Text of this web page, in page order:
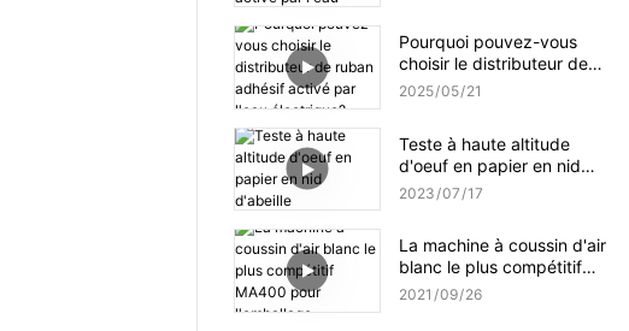
Pourquoi pouvez-vous
choisir le distributeur de
ruban adhésif activé par
2025 05 21
Teste à haute altitude
d'oeuf en papier en nid
d'abeille
2023 07 17
La machine à coussin d'air
blanc le plus compétitif
MA400 pour l'emballage
2021 09 26